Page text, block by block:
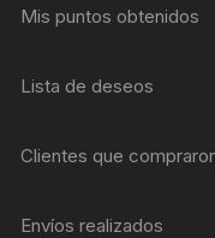
Mis puntos obtenidos
Lista de deseos
Clientes que
Envíos realizados